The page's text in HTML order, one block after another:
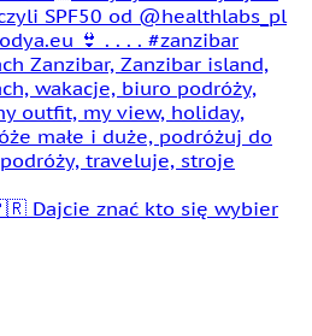
Dajcie znać kto się wybier